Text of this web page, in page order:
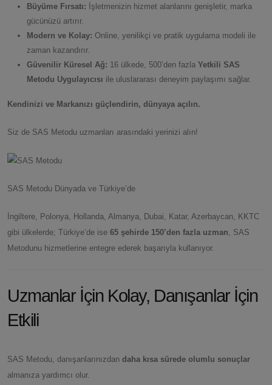
Büyüme Fırsatı: İşletmenizin hizmet alanlarını genişletir, marka
gücünüzü artırır.
Modern ve Kolay: Online, yenilikçi ve pratik uygulama modeli ile
zaman kazandırır.
Güvenilir Küresel Ağ: 16 ülkede, 500’den fazla Yetkili SAS
Metodu Uygulayıcısı ile uluslararası deneyim paylaşımı sağlar.
Kendinizi ve Markanızı güçlendirin, dünyaya açılın.
Siz de SAS Metodu uzmanları arasındaki yerinizi alın!
SAS Metodu Dünyada ve Türkiye’de
İngiltere, Polonya, Hollanda, Almanya, Dubai, Katar, Azerbaycan, KKTC
gibi ülkelerde; Türkiye’de ise 65 şehirde 150’den fazla uzman , SAS
Metodunu hizmetlerine entegre ederek başarıyla kullanıyor.
Uzmanlar İçin Kolay, Danışanlar İçin
Etkili
SAS Metodu, danışanlarınızdan daha kısa sürede olumlu sonuçlar
almanıza yardımcı olur.